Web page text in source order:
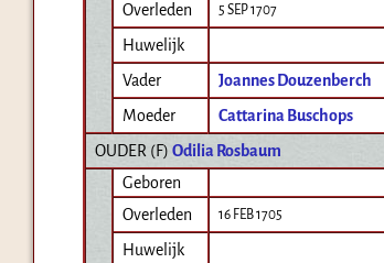
Overleden 5 SEP 1707
Huwelijk
Vader
Joannes Douzenberch
Moeder
Cattarina Buschops
OUDER (F) Odilia Rosbaum
Geboren
Overleden
16 FEB 1705
Huwelijk